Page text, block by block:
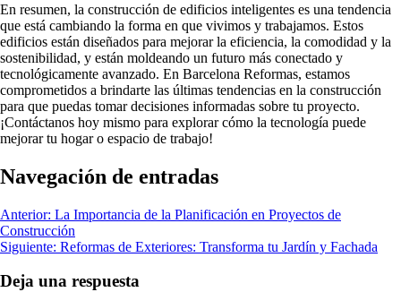
En resumen, la construcción de edificios inteligentes es una tendencia
que está cambiando la forma en que vivimos y trabajamos. Estos
edificios están diseñados para mejorar la eficiencia, la comodidad y la
sostenibilidad, y están moldeando un futuro más conectado y
tecnológicamente avanzado. En Barcelona Reformas, estamos
comprometidos a brindarte las últimas tendencias en la construcción
para que puedas tomar decisiones informadas sobre tu proyecto.
¡Contáctanos hoy mismo para explorar cómo la tecnología puede
mejorar tu hogar o espacio de trabajo!
Navegación de entradas
Anterior: La Importancia de la Planificación en Proyectos de
Construcción
Siguiente: Reformas de Exteriores: Transforma tu Jardín y Fachada
Deja una respuesta